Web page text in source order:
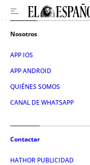
Nosotros
APP IOS
APP ANDROID
QUIÉNES SOMOS
CANAL DE WHATSAPP
Contactar
HATHOR PUBLICIDAD